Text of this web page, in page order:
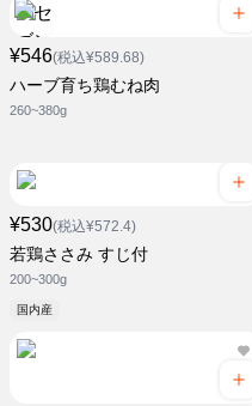
¥546(税込¥589.68)
ハーブ育ち鶏むね肉
260~380g
¥530(税込¥572.4)
若鶏ささみ すじ付
200~300g
国内産